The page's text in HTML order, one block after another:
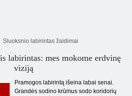
Sluoksnio labirintas žaidimai
labirintas: mes mokome erdvinę
viziją
Pramogos labirintą išeina labai senai.
Grandės sodino krūmus sodo koridorių